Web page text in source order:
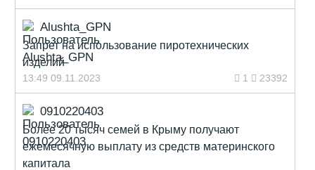
Alushta_GPN
Запрет на использование пиротехнических
изделий
13:49 09.11.2023 1 23392
0910220403
Более 20 тысяч семей в Крыму получают
ежемесячную выплату из средств материнского
капитала